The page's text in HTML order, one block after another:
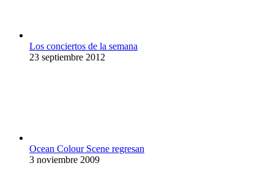
Los conciertos de la semana
23 septiembre 2012
Ocean Colour Scene regresan
3 noviembre 2009